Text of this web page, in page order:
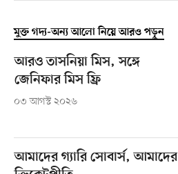
মুক্ত গদ্য-অন্য আলো নিয়ে আরও পড়ুন
আরও তাসনিয়া মিস, সঙ্গে
জেনিফার মিস ফ্রি
০৩ আগস্ট ২০২৬
আমাদের গ্যারি সোবার্স, আমাদের